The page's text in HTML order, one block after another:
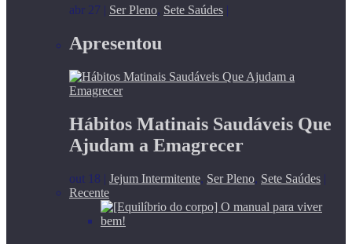
abr 27 | Ser Pleno, Sete Saúdes |
Apresentou
Hábitos Matinais Saudáveis Que
Ajudam a Emagrecer
out 18 | Jejum Intermitente, Ser Pleno, Sete Saúdes |
Recente